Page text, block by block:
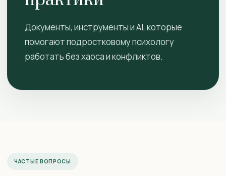
Документы, инструменты и AI, которые
помогают подростковому психологу
работать без хаоса и конфликтов.
ЧАСТЫЕ ВОПРОСЫ